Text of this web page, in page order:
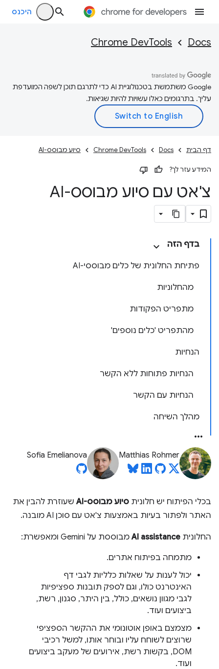
היכנס
Docs
Chrome DevTools
‫Google משתמשת בטכנולוגיית AI כדי לתרגם תוכן לשפה המועדפת
עליך. בתרגומים כאלו עשויות להיות שגיאות.
דף הבית Docs
Chrome DevTools סיוע מבוסס-AI
המידע עזר לך?
צ'אט עם סיוע מבוסס-AI
בדף הזה
פתיחת החלונית של כלים מבוססי-AI
מהחלוניות
מתפריט הפקודות
מהתפריט 'כלים נוספים'
הנחיות
הנחיות פתוחות ללא הקשר
הנחיות עם הקשר
מהלך השיחה
Matthias Rohmer
Sofia Emelianova
בכלי הפיתוח יש חלונית סיוע מבוסס-AI
שעוזרת להבין את
האתר ולפתור בעיות באמצעות צ'אט עם סוכן AI מובנה.
החלונית AI assistanceמבוססת על Gemini ומאפשרת:
מתמחה בפיתוח אתרים.
יכול לענות על שאלות כלליות לגבי דף
האינטרנט כולו, וגם לספק תובנות ספציפיות
לגבי מגוון נושאים, כולל, בין היתר, סגנון, רשת,
ביצועים ועוד.
מצמצם באופן אוטונומי את ההקשר הספציפי
שרוצים לשוחח עליו ובוחר אותו, למשל רכיבי
DOM, בקשות רשת, אירועים של מעקב ביצועים
ועוד.